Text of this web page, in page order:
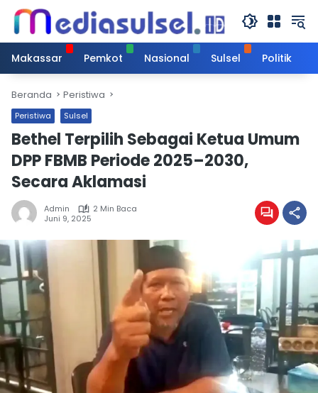
Langsung
konten
Makassar
Pemkot Nasional Sulsel Politik
Beranda Peristiwa
Peristiwa Sulsel
Bethel Terpilih Sebagai Ketua Umum
DPP FBMB Periode 2025–2030,
Secara Aklamasi
Admin
2 Min Baca
Juni 9, 2025